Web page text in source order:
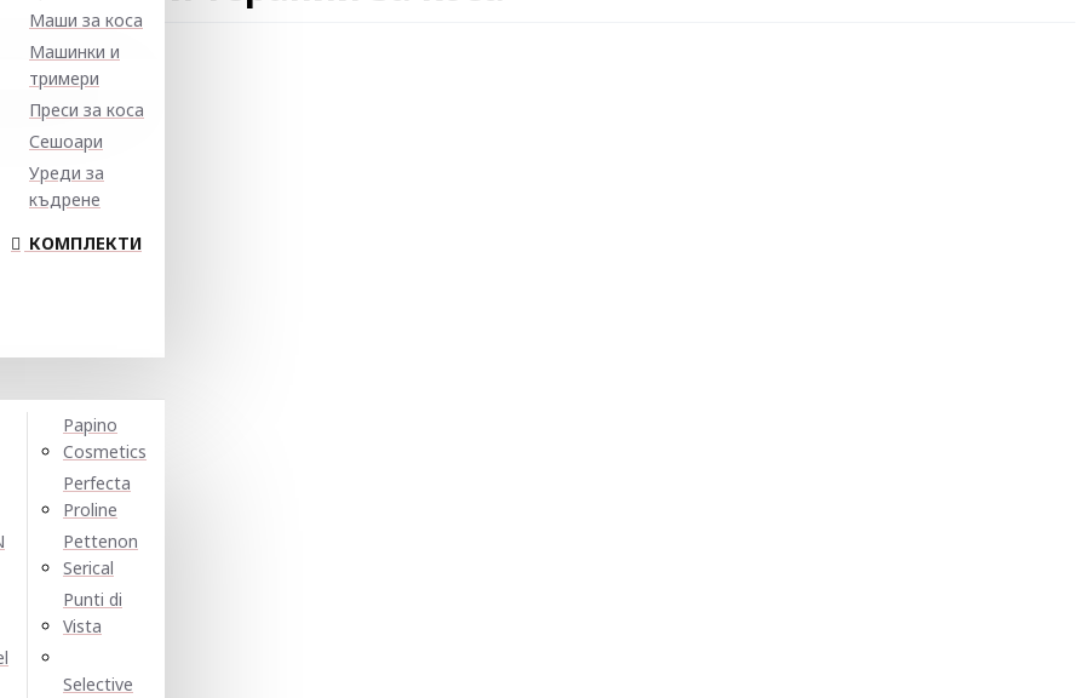
Маши за коса
Машинки и
тримери
Преси за коса
Сешоари
Уреди за
къдрене
КОМПЛЕКТИ
Papino
Cosmetics
Perfecta
Proline
Pettenon
Serical
Punti di
Vista
Selective